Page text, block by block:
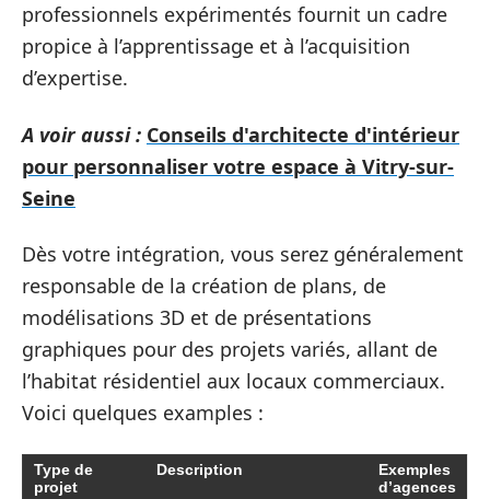
professionnels expérimentés fournit un cadre
propice à l’apprentissage et à l’acquisition
d’expertise.
A voir aussi : Conseils d'architecte d'intérieur
pour personnaliser votre espace à Vitry-sur-
Seine
Dès votre intégration, vous serez généralement
responsable de la création de plans, de
modélisations 3D et de présentations
graphiques pour des projets variés, allant de
l’habitat résidentiel aux locaux commerciaux.
Voici quelques examples :
Type de
projet
Description
Exemples
d’agences